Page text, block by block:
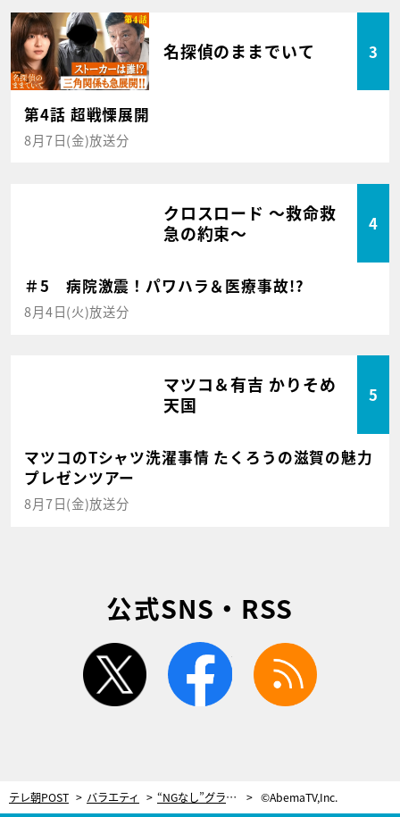
名探偵のままでいて 3
第4話 超戦慄展開
8月7日(金)放送分
クロスロード ～救命救
急の約束～
4
＃5 病院激震！パワハラ＆医療事故!?
8月4日(火)放送分
マツコ＆有吉 かりそめ
天国
5
マツコのTシャツ洗濯事情 たくろうの滋賀の魅力
プレゼンツアー
8月7日(金)放送分
公式SNS・RSS
twitter facebook
テレ朝POST バラエティ “NGなし”グラドルの衝撃姿に騒然！一瞬目を疑い…「とんでもない子が現れた」 ©AbemaTV,Inc.